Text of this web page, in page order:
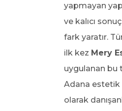
yapmayan
ve kalıcı
fark yaratır.
ilk kez Mery
uygulanan bu
Adana estetik
olarak